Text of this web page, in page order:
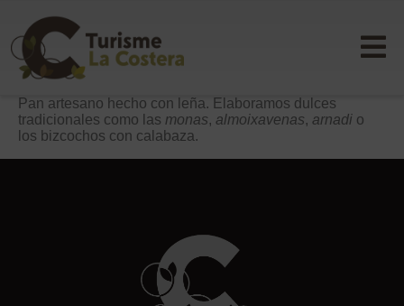
Pan artesano hecho con leña. Elaboramos dulces
tradicionales como las monas, almoixavenas, arnadi o
los bizcochos con calabaza.